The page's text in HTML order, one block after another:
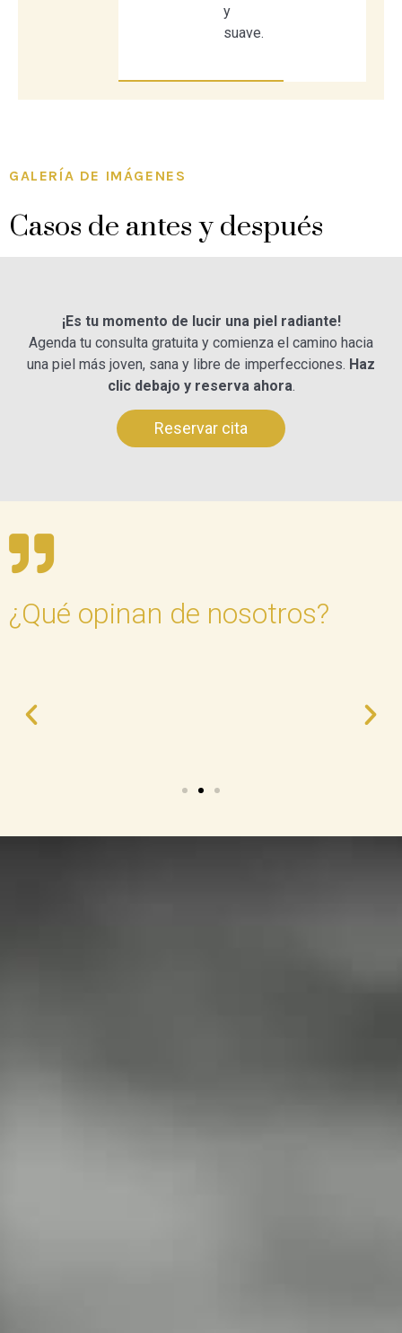
y
suave.
GALERÍA DE IMÁGENES
Casos de antes y después
¡Es tu momento de lucir una piel radiante!
Agenda tu consulta gratuita y comienza el camino hacia
una piel más joven, sana y libre de imperfecciones. Haz
clic debajo y reserva ahora.
Reservar cita
¿Qué opinan de nosotros?